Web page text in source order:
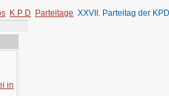
K P D Parteitage XXVII. Parteitag der KPD
in